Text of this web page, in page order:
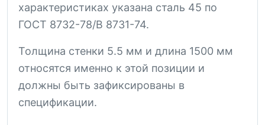
характеристиках указана сталь 45 по
ГОСТ 8732-78/В 8731-74.
Толщина стенки 5.5 мм и длина 1500 мм
относятся именно к этой позиции и
должны быть зафиксированы в
спецификации.